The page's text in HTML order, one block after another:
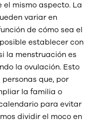
el mismo aspecto. La
variar en
de cómo sea el
establecer con
la menstruación es
la ovulación. Esto
que, por
la familia o
para evitar
dividir el moco en